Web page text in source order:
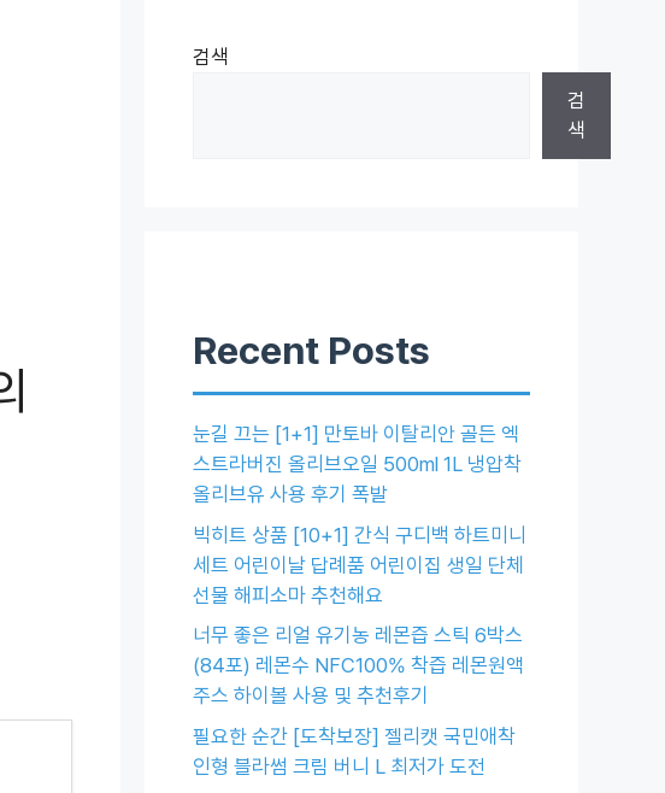
검색
검
색
Recent Posts
눈길 끄는 [1+1] 만토바 이탈리안 골든 엑
스트라버진 올리브오일 500ml 1L 냉압착
올리브유 사용 후기 폭발
빅히트 상품 [10+1] 간식 구디백 하트미니
세트 어린이날 답례품 어린이집 생일 단체
선물 해피소마 추천해요
너무 좋은 리얼 유기농 레몬즙 스틱 6박스
(84포) 레몬수 NFC100% 착즙 레몬원액
주스 하이볼 사용 및 추천후기
필요한 순간 [도착보장] 젤리캣 국민애착
인형 블라썸 크림 버니 L 최저가 도전